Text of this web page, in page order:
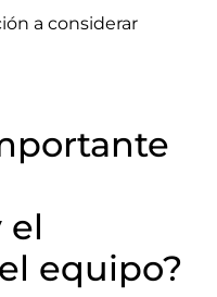
a considerar
el
equipo?